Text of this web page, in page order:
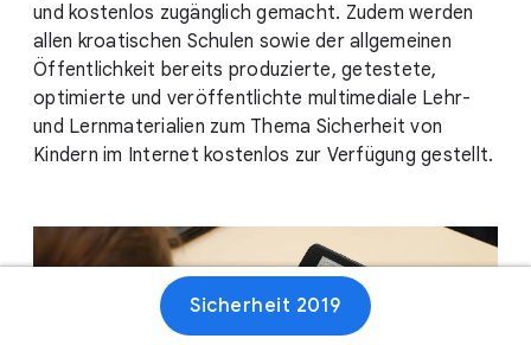
und kostenlos zugänglich gemacht. Zudem werden
allen kroatischen Schulen sowie der allgemeinen
Öffentlichkeit bereits produzierte, getestete,
optimierte und veröffentlichte multimediale Lehr-
und Lernmaterialien zum Thema Sicherheit von
Kindern im Internet kostenlos zur Verfügung gestellt.
Sicherheit 2019